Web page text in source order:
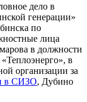
дело в
генерации»
по
лица
в должности
в
организации за
в СИЗО, Дубино